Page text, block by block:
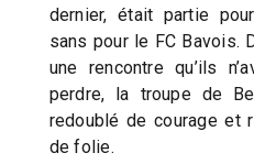
dernier, était partie
sans pour le FC Bavois.
une rencontre qu’ils
perdre, la troupe de
redoublé de courage et
de folie.